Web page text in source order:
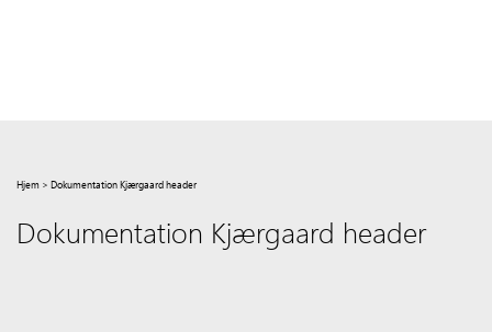
Hjem > Dokumentation Kjærgaard header
Dokumentation Kjærgaard header